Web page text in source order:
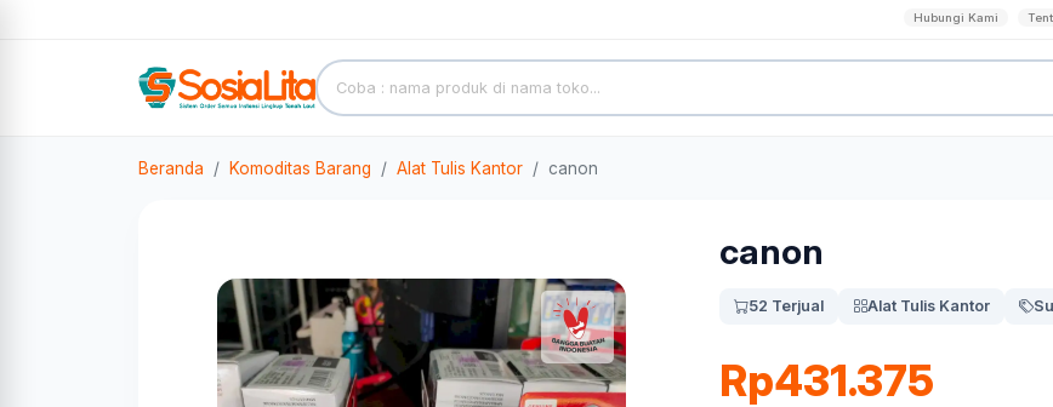
Hubungi Kami
Beranda Komoditas Barang Alat Tulis Kantor canon
canon
52 Terjual Alat Tulis Kantor
Rp431.375